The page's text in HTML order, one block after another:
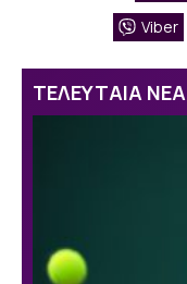
Viber
ΤΕΛΕΥΤΑΙΑ ΝΕΑ